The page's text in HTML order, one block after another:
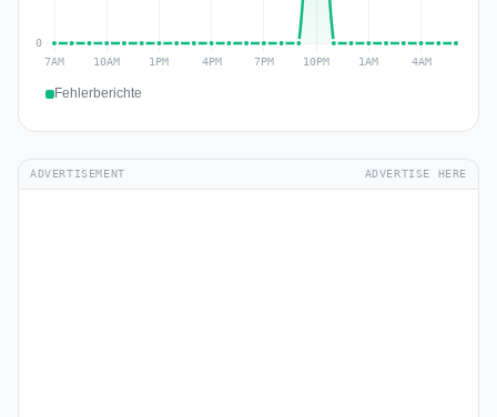
Fehlerberichte
ADVERTISEMENT ADVERTISE HERE